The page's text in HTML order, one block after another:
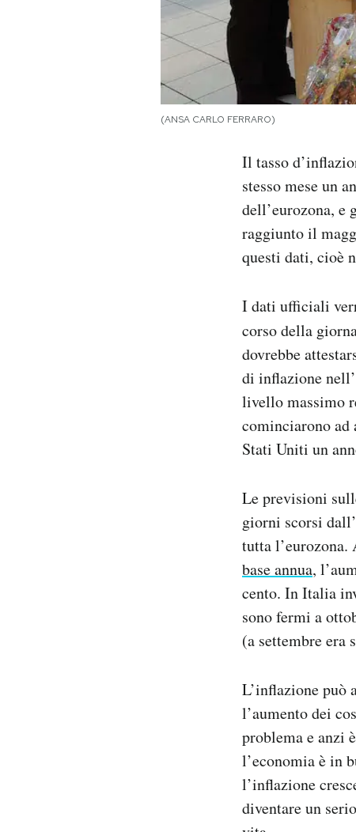
AREA PERSONALE
(ANSA CARLO FERRARO)
Il tasso
stesso mese un
dell’eurozona, e
raggiunto il
questi dati, cioè
I dati ufficiali
corso della
dovrebbe
di inflazione
livello massimo
cominciarono
Stati Uniti un
Le previsioni
giorni scorsi
tutta l’eurozona.
base annua,
cento. In Italia
sono fermi a
(a settembre era
L’inflazione può
l’aumento dei
problema e anzi
l’economia è in
l’inflazione
diventare un